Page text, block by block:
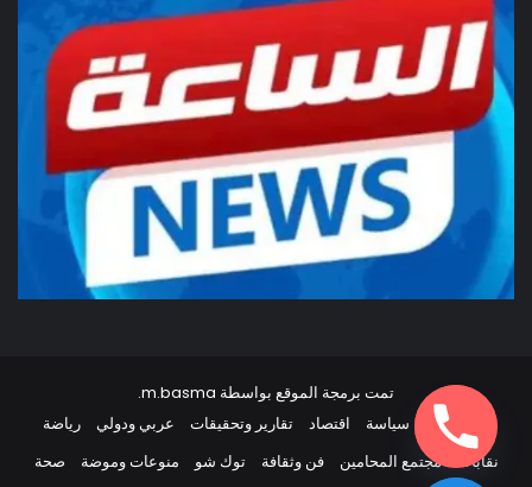
تمت برمجة الموقع بواسطة m.basma
.
أخبار مصر
سياسة اقتصاد تقارير وتحقيقات عربي ودولي
رياضة
نقابات
مجتمع المحامين فن وثقافة توك شو منوعات وموضة صحة